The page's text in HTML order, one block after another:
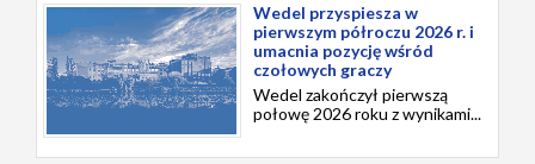
Wedel przyspiesza w
pierwszym półroczu 2026 r. i
umacnia pozycję wśród
czołowych graczy
Wedel zakończył pierwszą
połowę 2026 roku z wynikami...